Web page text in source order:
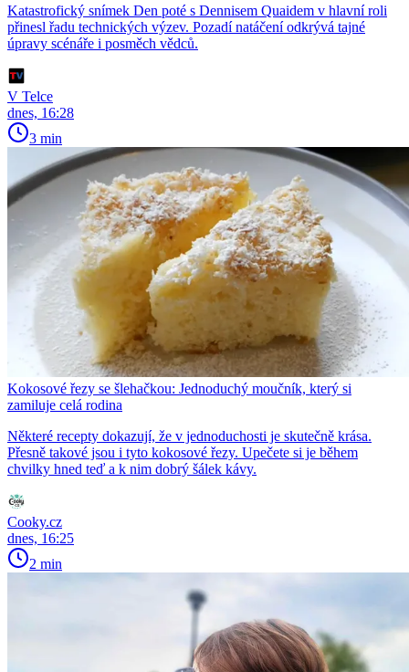
Katastrofický snímek Den poté s Dennisem Quaidem v hlavní roli
přinesl řadu technických výzev. Pozadí natáčení odkrývá tajné
úpravy scénáře i posměch vědců.
V Telce
dnes, 16:28
3 min
Kokosové řezy se šlehačkou: Jednoduchý moučník, který si
zamiluje celá rodina
Některé recepty dokazují, že v jednoduchosti je skutečně krása.
Přesně takové jsou i tyto kokosové řezy. Upečete si je během
chvilky hned teď a k nim dobrý šálek kávy.
Cooky.cz
dnes, 16:25
2 min